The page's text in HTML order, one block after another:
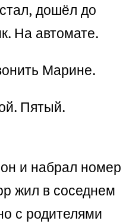
дошёл до
На автомате.
Марине.
Пятый.
и набрал номер
жил в соседнем
с родителями